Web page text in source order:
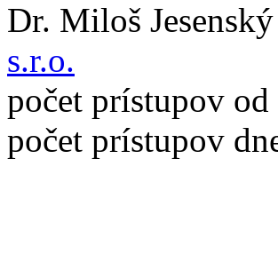
Dr. Miloš
s.r.o.
počet prístupov
počet prístupov